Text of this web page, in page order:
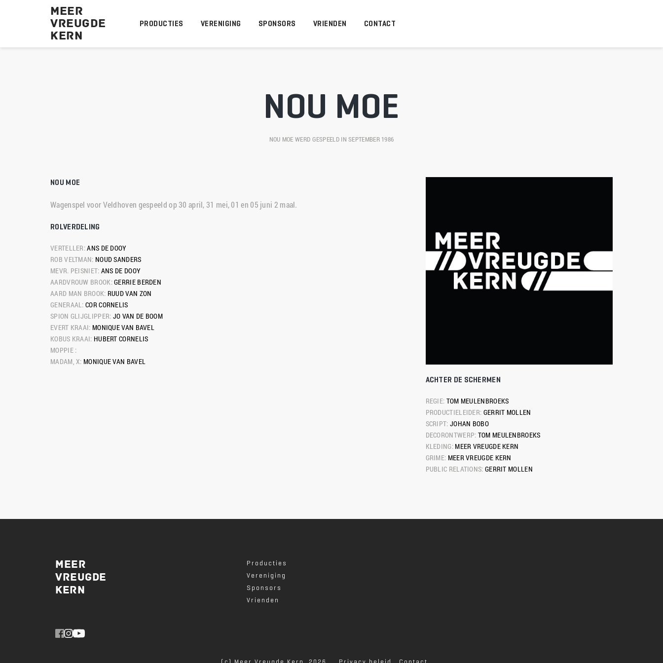
MEER
VREUGDE
KERN
PRODUCTIES VERENIGING SPONSORS VRIENDEN CONTACT
NOU MOE
NOU MOE WERD GESPEELD IN SEPTEMBER 1986
NOU MOE
Wagenspel voor Veldhoven gespeeld op 30 april, 31 mei, 01 en 05 juni 2 maal.
ROLVERDELING
VERTELLER: ANS DE DOOY
ROB VELTMAN: NOUD SANDERS
MEVR. PEISNIET: ANS DE DOOY
AARDVROUW BROOK: GERRIE BERDEN
AARD MAN BROOK: RUUD VAN ZON
GENERAAL: COR CORNELIS
SPION GLIJGLIPPER: JO VAN DE BOOM
EVERT KRAAI: MONIQUE VAN BAVEL
KOBUS KRAAI: HUBERT CORNELIS
MOPPIE :
MADAM, X: MONIQUE VAN BAVEL
ACHTER DE SCHERMEN
REGIE: TOM MEULENBROEKS
PRODUCTIELEIDER: GERRIT MOLLEN
SCRIPT: JOHAN BOBO
DECORONTWERP: TOM MEULENBROEKS
KLEDING: MEER VREUGDE KERN
GRIME: MEER VREUGDE KERN
PUBLIC RELATIONS: GERRIT MOLLEN
MEER
VREUGDE
KERN
Producties
Vereniging
Sponsors
Vrienden